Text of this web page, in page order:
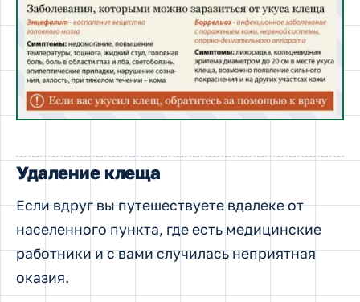
Удаление клеща
Если вдруг вы путешествуете вдалеке от
населенного пункта, где есть медицинские
работники и с вами случилась неприятная
оказия.